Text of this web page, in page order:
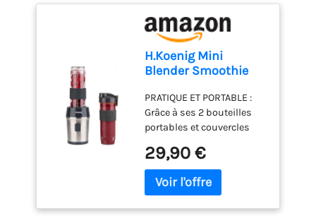
H.Koenig Mini
Blender Smoothie
570ml, 300W, 4
Lames Inox, sans
BPA, 2 Bouteilles
Portables avec
Couvercles de Voyage
PRATIQUE ET PORTABLE :
Grâce à ses 2 bouteilles
portables et couvercles
emportez et savourez vos
boissons où que vous
soyez – bureau, sport ou
29,90 €